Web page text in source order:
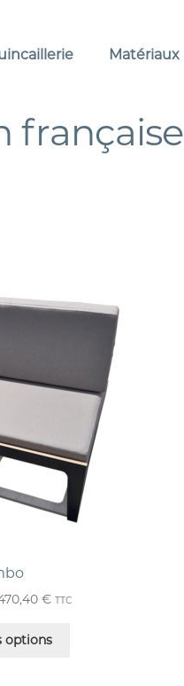
Matériaux
française
€ TTC
options